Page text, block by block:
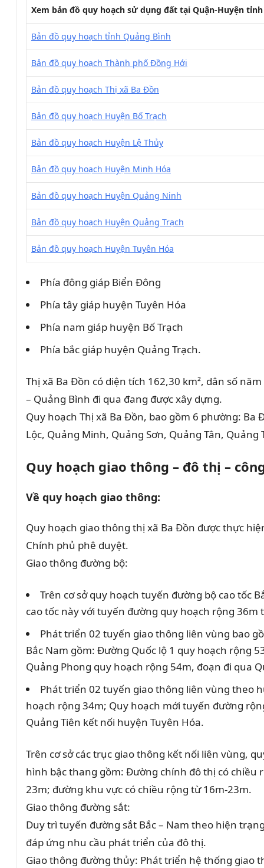
Xem bản đồ quy hoạch sử dụng đất tại Quận-Huyện
Bản đồ quy hoạch tỉnh Quảng Bình
Bản đồ quy hoạch Thành phố Đồng Hới
Bản đồ quy hoạch Thị xã Ba Đồn
Bản đồ quy hoạch Huyện Bố Trạch
Bản đồ quy hoạch Huyện Lệ Thủy
Bản đồ quy hoạch Huyện Minh Hóa
Bản đồ quy hoạch Huyện Quảng Ninh
Bản đồ quy hoạch Huyện Quảng Trạch
Bản đồ quy hoạch Huyện Tuyên Hóa
Phía đông giáp Biển Đông
Phía tây giáp huyện Tuyên Hóa
Phía nam giáp huyện Bố Trạch
Phía bắc giáp huyện Quảng Trạch.
Thị xã Ba Đồn có diện tích 162,30 km², dân số
– Quảng Bình đi qua đang được xây dựng.
Quy hoạch Thị xã Ba Đồn, bao gồm 6 phường:
Lộc, Quảng Minh, Quảng Sơn, Quảng Tân,
Quy hoạch giao thông – đô thị –
Về quy hoạch giao thông:
Quy hoạch giao thông thị xã Ba Đồn được thực
Chính phủ phê duyệt.
Giao thông đường bộ:
Trên cơ sở quy hoạch tuyến đường bộ cao tốc
cao tốc này với tuyến đường quy hoạch rộng
Phát triển 02 tuyến giao thông liên vùng bao
Bắc Nam gồm: Đường Quốc lộ 1 quy hoạch rộng
Quảng Phong quy hoạch rộng 54m, đoạn đi qua
Phát triển 02 tuyến giao thông liên vùng theo
hoạch rộng 34m; Quy hoạch mới tuyến đường
Quảng Tiên kết nối huyện Tuyên Hóa.
Trên cơ sở các trục giao thông kết nối liên vùng,
hình bậc thang gồm: Đường chính đô thị có chiều
23m; đường khu vực có chiều rộng từ 16m-23m.
Giao thông đường sắt:
Duy trì tuyến đường sắt Bắc – Nam theo hiện
đáp ứng nhu cầu phát triển của đô thị.
Giao thông đường thủy: Phát triển hệ thống giao